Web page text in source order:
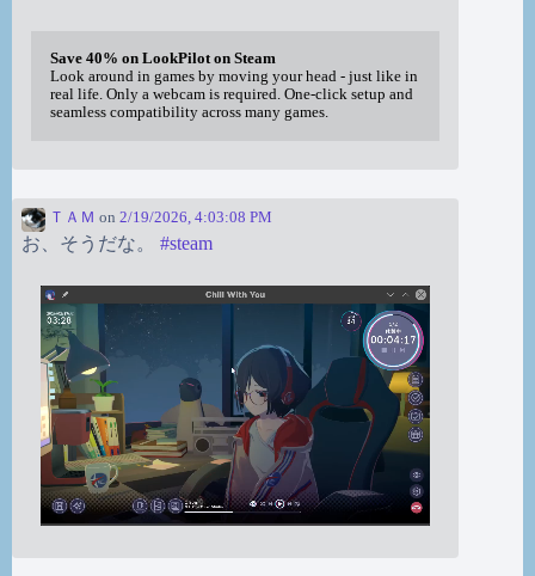
Save 40% on LookPilot on Steam
Look around in games by moving your head - just like in
real life. Only a webcam is required. One-click setup and
seamless compatibility across many games.
ＴＡＭ on 2/19/2026, 4:03:08 PM
お、そうだな。 #steam